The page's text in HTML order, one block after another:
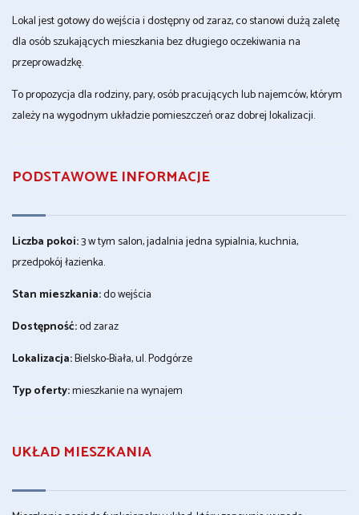
Lokal jest gotowy do wejścia i dostępny od zaraz, co stanowi dużą zaletę
dla osób szukających mieszkania bez długiego oczekiwania na
przeprowadzkę.
To propozycja dla rodziny, pary, osób pracujących lub najemców, którym
zależy na wygodnym układzie pomieszczeń oraz dobrej lokalizacji.
PODSTAWOWE INFORMACJE
Liczba pokoi:3 w tym salon, jadalnia jedna sypialnia, kuchnia,
przedpokój łazienka.
Stan mieszkania:do wejścia
Dostępność:od zaraz
Lokalizacja:Bielsko-Biała, ul. Podgórze
Typ oferty:mieszkanie na wynajem
UKŁAD MIESZKANIA